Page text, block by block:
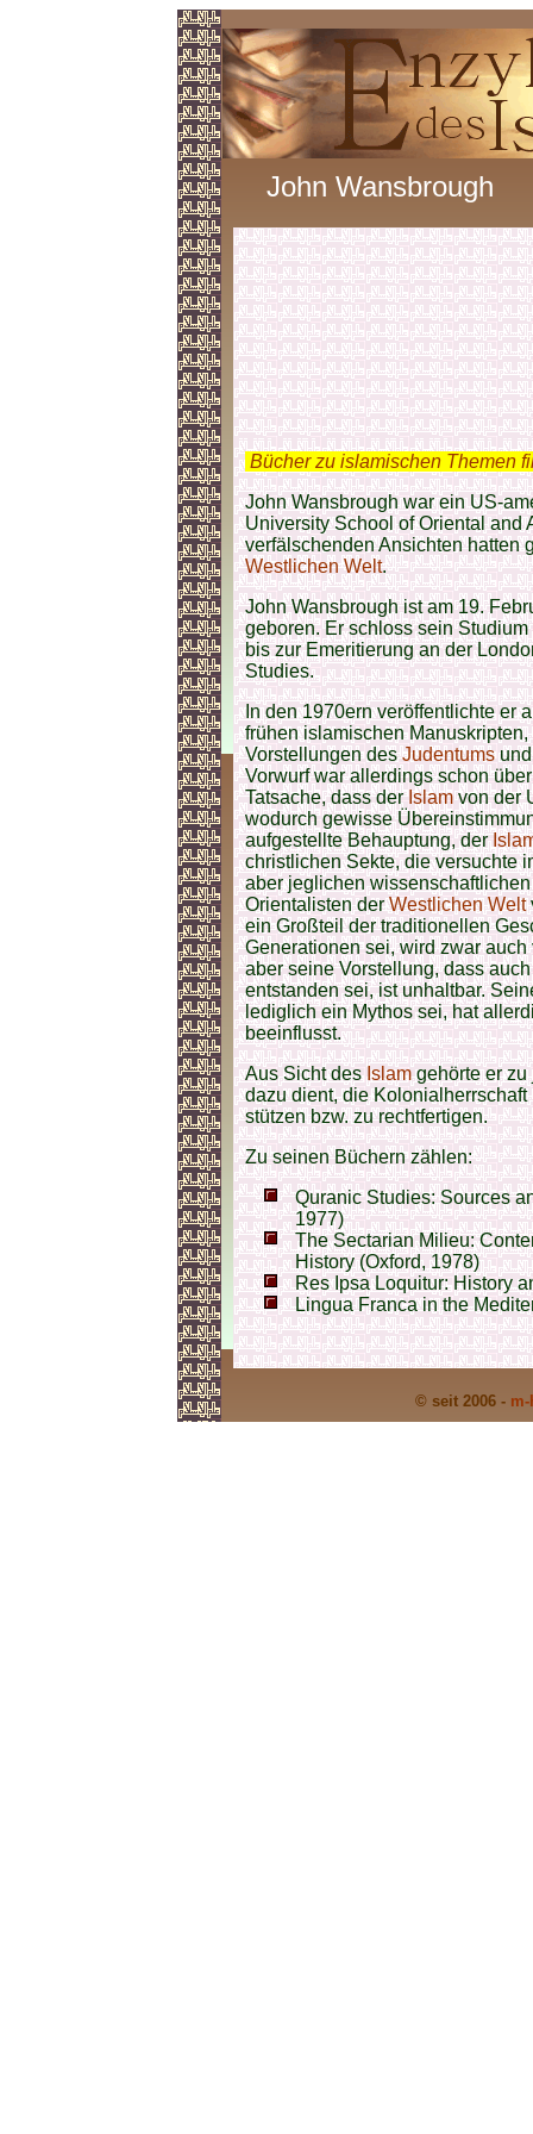
John Wansbrough
Bücher zu islamischen Themen
John Wansbrough war ein US-
University School of Oriental and
verfälschenden Ansichten hatten
Westlichen Welt.
John Wansbrough ist am 19.
geboren. Er schloss sein
bis zur Emeritierung an der
Studies.
In den 1970ern veröffentlichte er
frühen islamischen
Vorstellungen desJudentums
Vorwurf war allerdings schon
Tatsache, dass derIslamvon der
wodurch gewisse
aufgestellte Behauptung, der
christlichen Sekte, die versuchte
aber jeglichen
Orientalisten derWestlichen Welt
ein Großteil der traditionellen
Generationen sei, wird zwar
aber seine Vorstellung, dass
entstanden sei, ist unhaltbar.
lediglich ein Mythos sei, hat
beeinflusst.
Aus Sicht desIslamgehörte er zu
dazu dient, die
stützen bzw. zu rechtfertigen.
Zu seinen Büchern zählen:
Quranic Studies: Sources
1977)
The Sectarian Milieu:
History (Oxford, 1978)
Res Ipsa Loquitur: History
Lingua Franca in the
© seit 2006 -